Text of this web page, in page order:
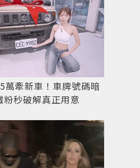
萬牽新車！車牌號碼暗
秒破解真正用意